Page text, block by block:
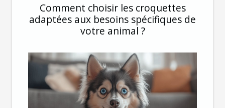
Comment choisir les croquettes
adaptées aux besoins spécifiques de
votre animal ?